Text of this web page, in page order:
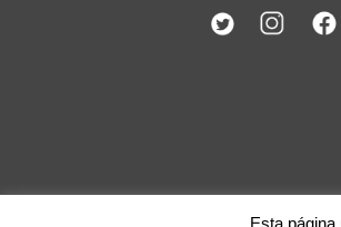
Esta